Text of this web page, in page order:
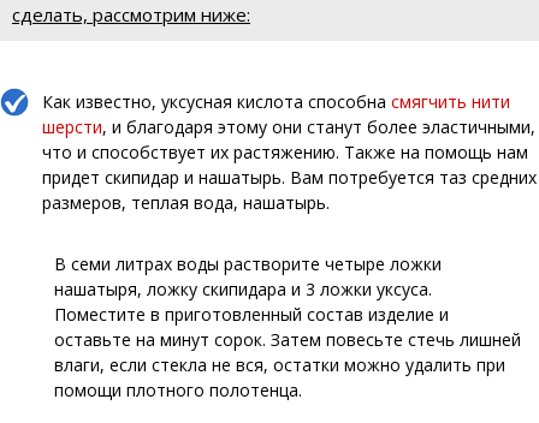
сделать, рассмотрим ниже:
Как известно, уксусная кислота способна смягчить нити
шерсти, и благодаря этому они станут более эластичными,
что и способствует их растяжению. Также на помощь нам
придет скипидар и нашатырь. Вам потребуется таз средних
размеров, теплая вода, нашатырь.
В семи литрах воды растворите четыре ложки
нашатыря, ложку скипидара и 3 ложки уксуса.
Поместите в приготовленный состав изделие и
оставьте на минут сорок. Затем повесьте стечь лишней
влаги, если стекла не вся, остатки можно удалить при
помощи плотного полотенца.